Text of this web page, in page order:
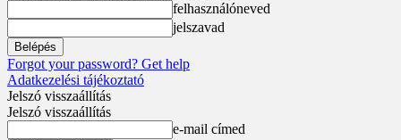
felhasználóneved
jelszavad
Forgot your password? Get help
Adatkezelési tájékoztató
Jelszó visszaállítás
Jelszó visszaállítás
e-mail címed